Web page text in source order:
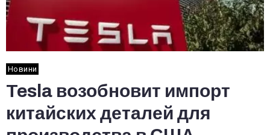
Новини
Tesla возобновит импорт
китайских деталей для